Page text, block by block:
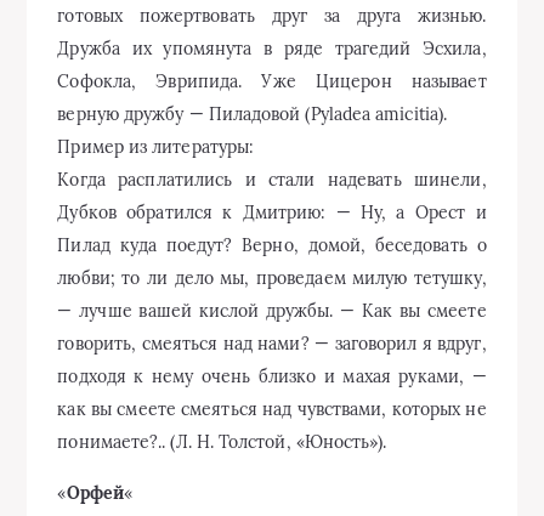
готовых пожертвовать друг за друга жизнью.
Дружба их упомянута в ряде трагедий Эсхила,
Софокла, Эврипида. Уже Цицерон называет
верную дружбу — Пиладовой (Pyladea amicitia).
Пример из литературы:
Когда расплатились и стали надевать шинели,
Дубков обратился к Дмитрию: — Ну, а Орест и
Пилад куда поедут? Верно, домой, беседовать о
любви; то ли дело мы, проведаем милую тетушку,
— лучше вашей кислой дружбы. — Как вы смеете
говорить, смеяться над нами? — заговорил я вдруг,
подходя к нему очень близко и махая руками, —
как вы смеете смеяться над чувствами, которых не
понимаете?.. (Л. Н. Толстой, «Юность»).
«Орфей«